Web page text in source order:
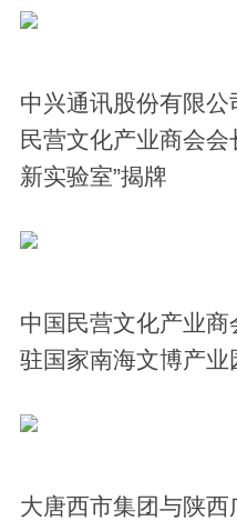
中兴通讯股份有限
民营文化产业商会会
新实验室”揭牌
中国民营文化产业商
驻国家南海文博产业
大唐西市集团与陕